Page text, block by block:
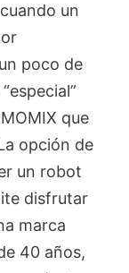
un
poco de
que
opción de
un robot
disfrutar
marca
40 años,